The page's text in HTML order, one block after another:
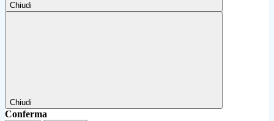
Chiudi
Chiudi
Conferma